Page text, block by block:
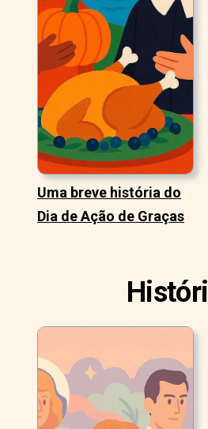
Uma breve história do
Dia de Ação de Graças